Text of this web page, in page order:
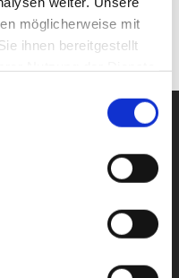
möglicherweise mit
ihnen bereitgestellt
auf dem Vormarsch